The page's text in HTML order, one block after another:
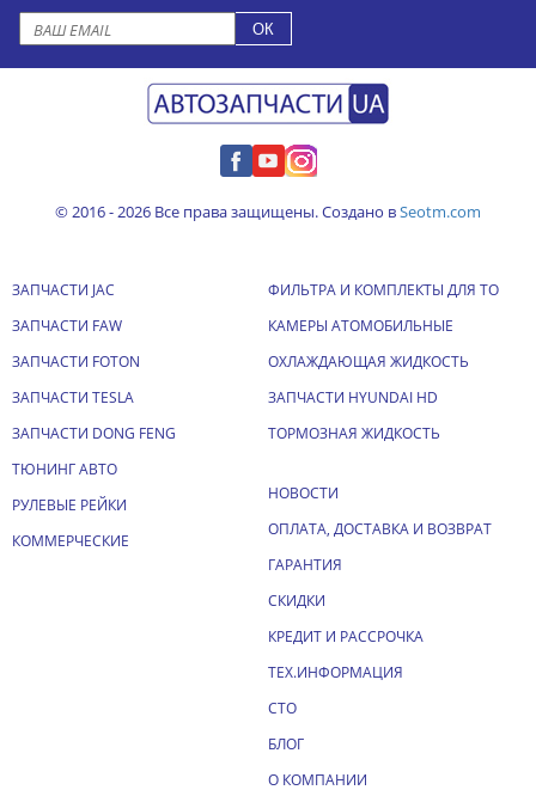
© 2016 - 2026 Все права защищены. Создано вSeotm.com
ЗАПЧАСТИ JAC
ЗАПЧАСТИ FAW
ЗАПЧАСТИ FOTON
ЗАПЧАСТИ TESLA
ЗАПЧАСТИ DONG FENG
ТЮНИНГ АВТО
РУЛЕВЫЕ РЕЙКИ
КОММЕРЧЕСКИЕ
ФИЛЬТРА И КОМПЛЕКТЫ ДЛЯ ТО
КАМЕРЫ АТОМОБИЛЬНЫЕ
ОХЛАЖДАЮЩАЯ ЖИДКОСТЬ
ЗАПЧАСТИ HYUNDAI HD
ТОРМОЗНАЯ ЖИДКОСТЬ
НОВОСТИ
ОПЛАТА, ДОСТАВКА И ВОЗВРАТ
ГАРАНТИЯ
СКИДКИ
КРЕДИТ И РАССРОЧКА
ТЕХ.ИНФОРМАЦИЯ
СТО
БЛОГ
О КОМПАНИИ